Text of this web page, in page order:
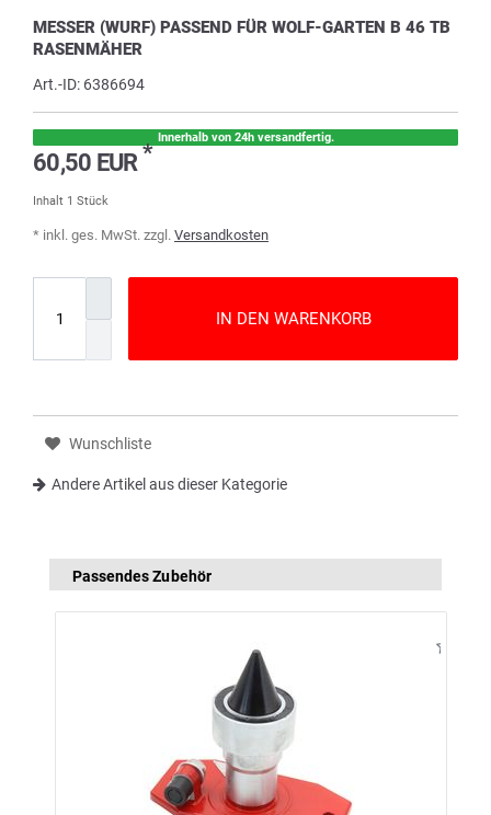
MESSER (WURF) PASSEND FÜR WOLF-GARTEN B 46 TB
RASENMÄHER
Art.-ID: 6386694
Innerhalb von 24h versandfertig.
60,50 EUR*
Inhalt 1 Stück
* inkl. ges. MwSt. zzgl. Versandkosten
IN DEN WARENKORB
Wunschliste
Andere Artikel aus dieser Kategorie
Passendes Zubehör